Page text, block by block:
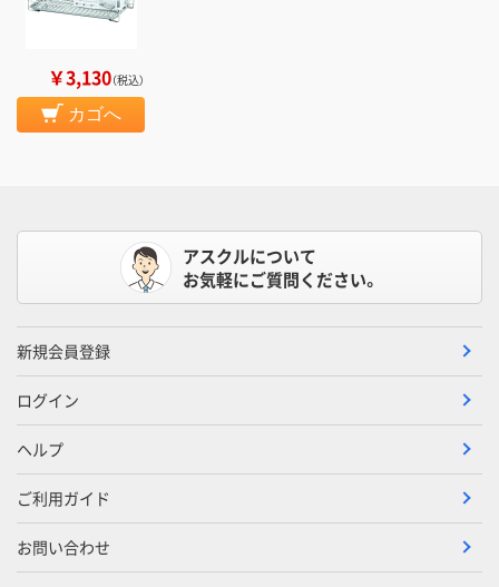
￥3,130（税込）
カゴへ
アスクルについて
お気軽にご質問ください。
新規会員登録
ログイン
ヘルプ
ご利用ガイド
お問い合わせ